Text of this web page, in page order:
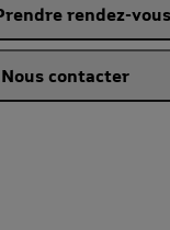
rendez-vous
Nous contacter